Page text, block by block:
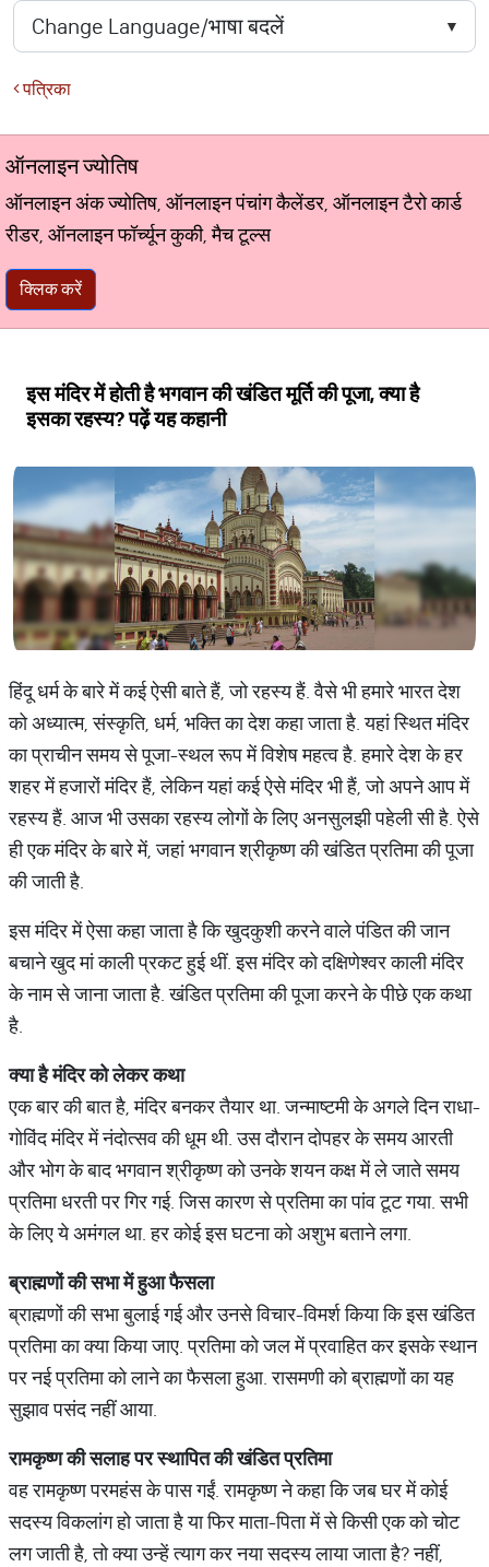
पत्रिका
ऑनलाइन ज्योतिष
ऑनलाइन अंक ज्योतिष, ऑनलाइन पंचांग कैलेंडर, ऑनलाइन टैरो कार्ड
रीडर, ऑनलाइन फॉर्च्यून कुकी, मैच टूल्स
क्लिक करें
इस मंदिर में होती है भगवान की खंडित मूर्ति की पूजा, क्या है
इसका रहस्य? पढ़ें यह कहानी
हिंदू धर्म के बारे में कई ऐसी बाते हैं, जो रहस्य हैं. वैसे भी हमारे भारत देश
को अध्यात्म, संस्कृति, धर्म, भक्ति का देश कहा जाता है. यहां स्थित मंदिर
का प्राचीन समय से पूजा-स्थल रूप में विशेष महत्व है. हमारे देश के हर
शहर में हजारों मंदिर हैं, लेकिन यहां कई ऐसे मंदिर भी हैं, जो अपने आप में
रहस्य हैं. आज भी उसका रहस्य लोगों के लिए अनसुलझी पहेली सी है. ऐसे
ही एक मंदिर के बारे में, जहां भगवान श्रीकृष्ण की खंडित प्रतिमा की पूजा
की जाती है.
इस मंदिर में ऐसा कहा जाता है कि खुदकुशी करने वाले पंडित की जान
बचाने खुद मां काली प्रकट हुई थीं. इस मंदिर को दक्षिणेश्वर काली मंदिर
के नाम से जाना जाता है. खंडित प्रतिमा की पूजा करने के पीछे एक कथा
है.
क्याहैमंदिरकोलेकरकथा
एक बार की बात है, मंदिर बनकर तैयार था. जन्माष्टमी के अगले दिन राधा-
गोविंद मंदिर में नंदोत्सव की धूम थी. उस दौरान दोपहर के समय आरती
और भोग के बाद भगवान श्रीकृष्ण को उनके शयन कक्ष में ले जाते समय
प्रतिमा धरती पर गिर गई. जिस कारण से प्रतिमा का पांव टूट गया. सभी
के लिए ये अमंगल था. हर कोई इस घटना को अशुभ बताने लगा.
ब्राह्मणोंकीसभामेंहुआफैसला
ब्राह्मणों की सभा बुलाई गई और उनसे विचार-विमर्श किया कि इस खंडित
प्रतिमा का क्या किया जाए. प्रतिमा को जल में प्रवाहित कर इसके स्थान
पर नई प्रतिमा को लाने का फैसला हुआ. रासमणी को ब्राह्मणों का यह
सुझाव पसंद नहीं आया.
रामकृष्णकीसलाहपरस्थापितकीखंडितप्रतिमा
वह रामकृष्ण परमहंस के पास गईं. रामकृष्ण ने कहा कि जब घर में कोई
सदस्य विकलांग हो जाता है या फिर माता-पिता में से किसी एक को चोट
लग जाती है, तो क्या उन्हें त्याग कर नया सदस्य लाया जाता है? नहीं,